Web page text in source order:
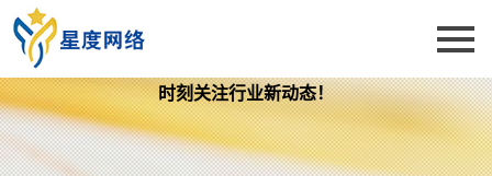
时刻关注行业新动态！